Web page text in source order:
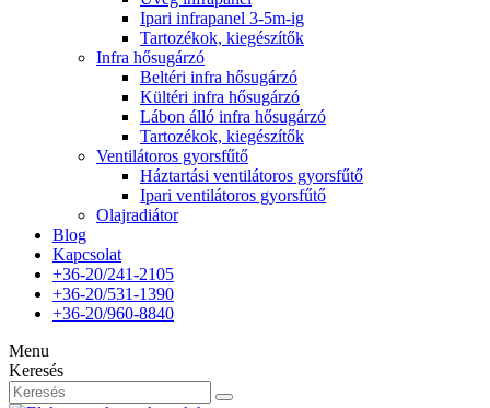
Ipari infrapanel 3-5m-ig
Tartozékok, kiegészítők
Infra hősugárzó
Beltéri infra hősugárzó
Kültéri infra hősugárzó
Lábon álló infra hősugárzó
Tartozékok, kiegészítők
Ventilátoros gyorsfűtő
Háztartási ventilátoros gyorsfűtő
Ipari ventilátoros gyorsfűtő
Olajradiátor
Blog
Kapcsolat
+36-20/241-2105
+36-20/531-1390
+36-20/960-8840
Menu
Keresés